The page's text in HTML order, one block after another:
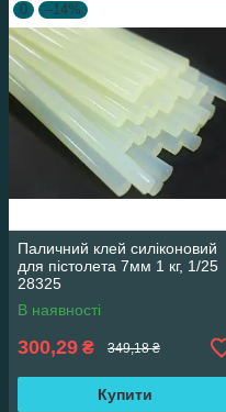
0 –14%
Паличний клей силіконовий
для пістолета 7мм 1 кг, 1/25
28325
В наявності
300,29 ₴ 349,18 ₴
Купити